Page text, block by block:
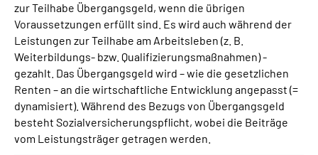
Leichte Sprache
Mein Kundenportal
zur Teilhabe Übergangsgeld, wenn die übrigen
Voraussetzungen erfüllt sind. Es wird auch während der
Leistungen zur Teilhabe am Arbeitsleben (z. B.
Weiterbildungs- bzw. Qualifizierungsmaßnahmen) -
gezahlt. Das Übergangsgeld wird – wie die gesetzlichen
Renten – an die wirtschaftliche Entwicklung angepasst (=
dynamisiert). Während des Bezugs von Übergangsgeld
besteht Sozialversicherungspflicht, wobei die Beiträge
vom Leistungsträger getragen werden.